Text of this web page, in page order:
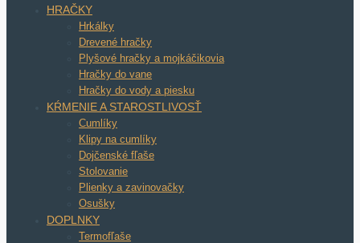
HRAČKY
Hrkálky
Drevené hračky
Plyšové hračky a mojkáčikovia
Hračky do vane
Hračky do vody a piesku
KŔMENIE A STAROSTLIVOSŤ
Cumlíky
Klipy na cumlíky
Dojčenské fľaše
Stolovanie
Plienky a zavinovačky
Osušky
DOPLNKY
Termofľaše